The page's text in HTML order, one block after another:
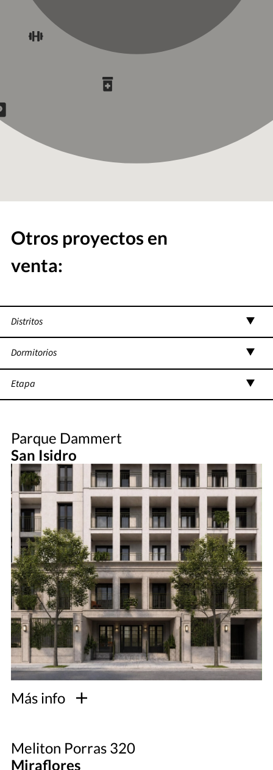
Otros proyectos en
venta:
Distritos
Dormitorios
Etapa
Parque Dammert
San Isidro
Más info
Meliton Porras 320
Miraflores